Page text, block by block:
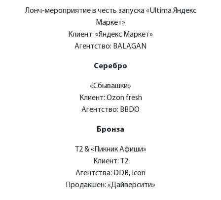
Лонч-мероприятие в честь запуска «Ultima Яндекс
Маркет»
Клиент: «Яндекс Маркет»
Агентство: BALAGAN
Серебро
«Сбывашки»
Клиент: Ozon fresh
Агентство: BBDO
Бронза
Т2 & «Пикник Афиши»
Клиент: Т2
Агентства: DDB, Icon
Продакшен: «Дайверсити»